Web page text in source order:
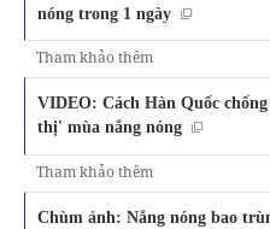
nóng trong 1 ngày
Tham khảo thêm
VIDEO: Cách Hàn Quốc
thị' mùa nắng nóng
Tham khảo thêm
Chùm ảnh: Nắng nóng bao